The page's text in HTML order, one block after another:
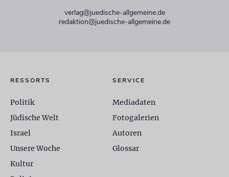
verlag@juedische-allgemeine.de
redaktion@juedische-allgemeine.de
RESSORTS
Politik
Jüdische Welt
Israel
Unsere Woche
Kultur
SERVICE
Mediadaten
Fotogalerien
Autoren
Glossar